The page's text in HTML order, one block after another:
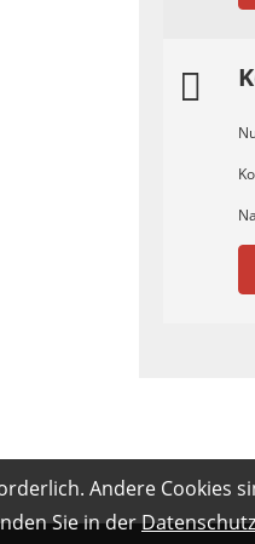
Andere Cookies
Sie in der